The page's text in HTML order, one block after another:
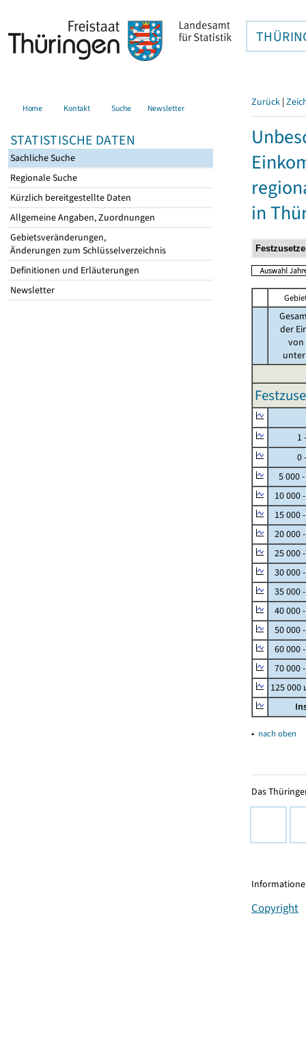
Home Kontakt Suche Newsletter
STATISTISCHE DATEN
Sachliche Suche
Regionale Suche
Kürzlich bereitgestellte Daten
Allgemeine Angaben, Zuordnungen
Gebietsveränderungen,
Änderungen zum Schlüsselverzeichnis
Definitionen und Erläuterungen
Newsletter
Zurück |
in
der
von
unter
1 -
0 -
5 000
10 000
15 000
20 000
25 000
30 000
35 000
40 000
50 000
60 000
70 000
125
▴ nach oben
Das
Copyright